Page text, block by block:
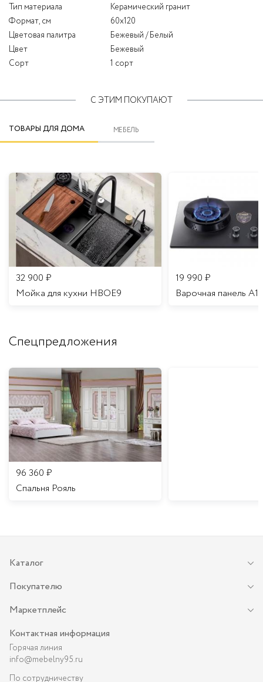
Тип материала
Керамический гранит
Формат, см
60x120
Цветовая палитра
Бежевый / Белый
Цвет
Бежевый
Сорт
1 сорт
С ЭТИМ ПОКУПАЮТ
ТОВАРЫ ДЛЯ ДОМА МЕБЕЛЬ
32 900 ₽
Мойка для кухни HBOE9
19 990 ₽
Варочная панель A16
Спецпредложения
96 360 ₽
Спальня Рояль
Каталог
Покупателю
Маркетплейс
Контактная информация
Горячая линия
info@mebelny95.ru
По сотрудничеству